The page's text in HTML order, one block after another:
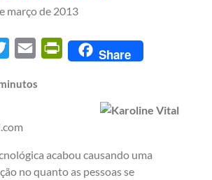
março de 2013
Twitter Email PrintFriendly
Share
acabou causando uma
no quanto as pessoas se